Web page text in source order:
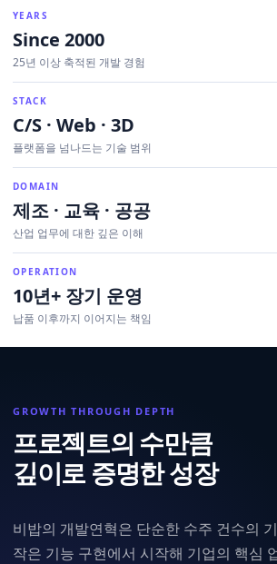
YEARS
Since 2000
25년 이상 축적된 개발 경험
STACK
C/S · Web · 3D
플랫폼을 넘나드는 기술 범위
DOMAIN
제조 · 교육 · 공공
산업 업무에 대한 깊은 이해
OPERATION
10년+ 장기 운영
납품 이후까지 이어지는 책임
GROWTH THROUGH DEPTH
프로젝트의 수만큼
깊이로 증명한 성장
비밥의 개발연혁은 단순한 수주 건수의
작은 기능 구현에서 시작해 기업의 핵심